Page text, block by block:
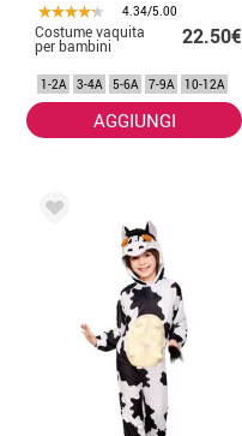
4.34/5.00
Costume vaquita
per bambini 22.50€
1-2A 3-4A 5-6A 7-9A 10-12A
AGGIUNGI